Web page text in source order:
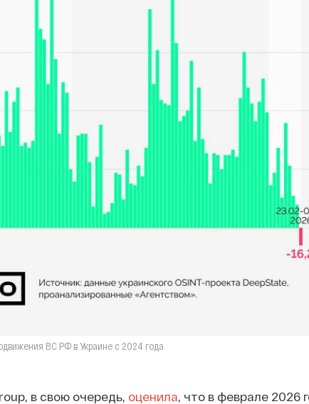
ВС РФ в Украине с 2024 года
в свою очередь, оценила, что в феврале 2026